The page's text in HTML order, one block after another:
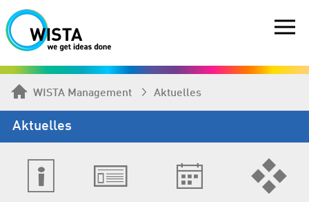
WISTA Management Aktuelles
Aktuelles